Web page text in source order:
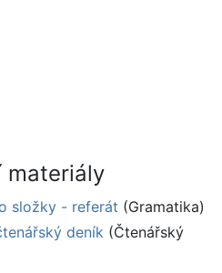
materiály
složky - referát (Gramatika)
deník (Čtenářský